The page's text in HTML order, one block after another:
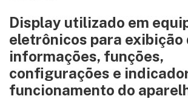
Display utilizado em
eletrônicos para exibição
informações, funções,
configurações e
funcionamento do